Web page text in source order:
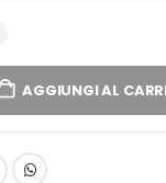
AGGIUNGI AL